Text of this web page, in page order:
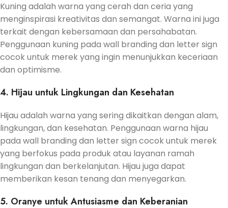
Kuning adalah warna yang cerah dan ceria yang
menginspirasi kreativitas dan semangat. Warna ini juga
terkait dengan kebersamaan dan persahabatan.
Penggunaan kuning pada wall branding dan letter sign
cocok untuk merek yang ingin menunjukkan keceriaan
dan optimisme.
4. Hijau untuk Lingkungan dan Kesehatan
Hijau adalah warna yang sering dikaitkan dengan alam,
lingkungan, dan kesehatan. Penggunaan warna hijau
pada wall branding dan letter sign cocok untuk merek
yang berfokus pada produk atau layanan ramah
lingkungan dan berkelanjutan. Hijau juga dapat
memberikan kesan tenang dan menyegarkan.
5. Oranye untuk Antusiasme dan Keberanian